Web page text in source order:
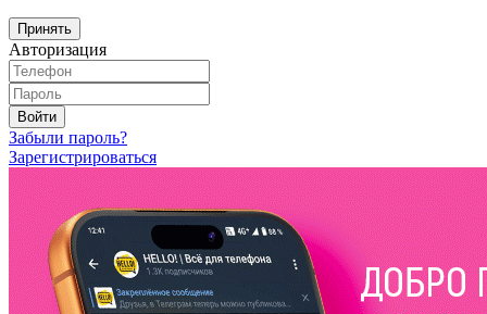
Принять
Авторизация
Войти
Забыли пароль?
Зарегистрироваться